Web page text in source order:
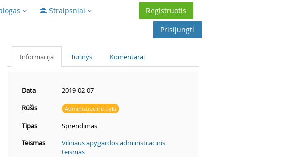
Straipsniai
Registruotis
Prisijungti
Informacija Turinys Komentarai
Data
2019-02-07
Rūšis
Administracinė byla
Tipas
Sprendimas
Teismas
Vilniaus apygardos administracinis
teismas